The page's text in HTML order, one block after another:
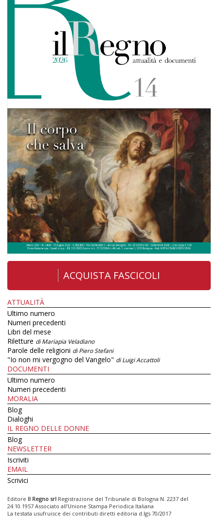
ACQUISTA FASCICOLI
ATTUALITÀ
Ultimo numero
Numeri precedenti
Libri del mese
Riletture di Mariapia Veladiano
Parole delle religioni di Piero Stefani
"Io non mi vergogno del Vangelo" di Luigi Accattoli
DOCUMENTI
Ultimo numero
Numeri precedenti
MORALIA
Blog
Dialoghi
IL REGNO DELLE DONNE
Blog
NEWSLETTER
Iscriviti
EMAIL
Scrivici
Editore Il Regno srl Registrazione del Tribunale di Bologna N. 2237 del
24.10.1957 Associato all’Unione Stampa Periodica Italiana
La testata usufruisce dei contributi diretti editoria d.lgs 70/2017